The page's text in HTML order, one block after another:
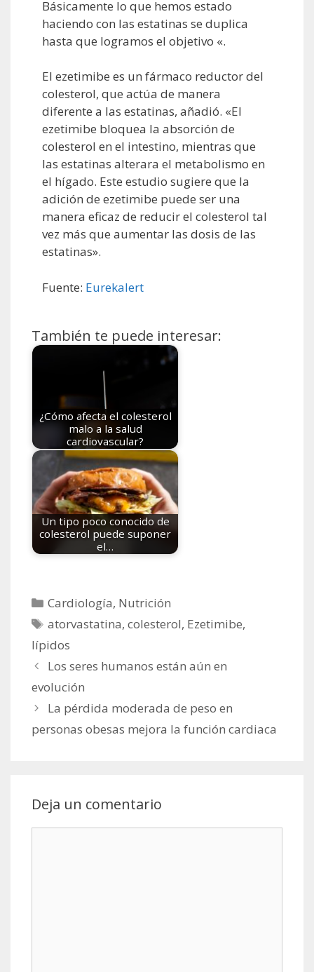
Básicamente lo que hemos estado
haciendo con las estatinas se duplica
hasta que logramos el objetivo «.
El ezetimibe es un fármaco reductor del
colesterol, que actúa de manera
diferente a las estatinas, añadió. «El
ezetimibe bloquea la absorción de
colesterol en el intestino, mientras que
las estatinas alterara el metabolismo en
el hígado. Este estudio sugiere que la
adición de ezetimibe puede ser una
manera eficaz de reducir el colesterol tal
vez más que aumentar las dosis de las
estatinas».
Fuente: Eurekalert
También te puede interesar:
¿Cómo afecta el colesterol
malo a la salud
cardiovascular?
Un tipo poco conocido de
colesterol puede suponer
el…
Categorías
Cardiología, Nutrición
Etiquetas
atorvastatina,colesterol, Ezetimibe,
lípidos
Los seres humanos están aún en
evolución
La pérdida moderada de peso en
personas obesas mejora la función cardiaca
Deja un comentario